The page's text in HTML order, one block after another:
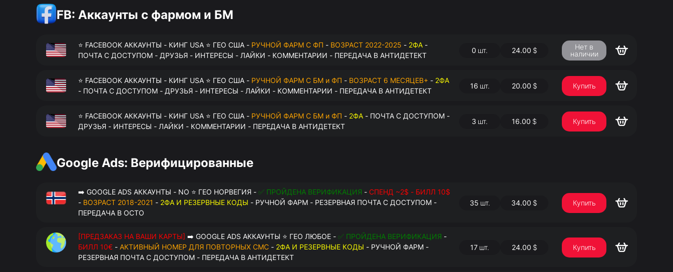
FB: Аккаунты с фармом и БМ
⭐ FACEBOOK АККАУНТЫ - КИНГ USA ⭐ ГЕО США - РУЧНОЙ ФАРМ С ФП - ВОЗРАСТ 2022-2025 - 2ФА -
ПОЧТА С ДОСТУПОМ - ДРУЗЬЯ - ИНТЕРЕСЫ - ЛАЙКИ - КОММЕНТАРИИ - ПЕРЕДАЧА В АНТИДЕТЕКТ
0 шт. 24.00 $
Нет в
наличии
⭐ FACEBOOK АККАУНТЫ - КИНГ USA ⭐ ГЕО США - РУЧНОЙ ФАРМ С БМ и ФП - ВОЗРАСТ 6 МЕСЯЦЕВ+ - 2ФА
- ПОЧТА С ДОСТУПОМ - ДРУЗЬЯ - ИНТЕРЕСЫ - ЛАЙКИ - КОММЕНТАРИИ - ПЕРЕДАЧА В АНТИДЕТЕКТ
16 шт. 20.00 $ Купить
⭐ FACEBOOK АККАУНТЫ - КИНГ USA ⭐ ГЕО США - РУЧНОЙ ФАРМ С БМ и ФП - 2ФА - ПОЧТА С ДОСТУПОМ -
ДРУЗЬЯ - ИНТЕРЕСЫ - ЛАЙКИ - КОММЕНТАРИИ - ПЕРЕДАЧА В АНТИДЕТЕКТ
3 шт. 16.00 $ Купить
Google Ads: Верифицированные
➡️ GOOGLE ADS АККАУНТЫ - NO ⭐ ГЕО НОРВЕГИЯ - ✅ ПРОЙДЕНА ВЕРИФИКАЦИЯ - СПЕНД ~2$ - БИЛЛ 10$
- ВОЗРАСТ 2018-2021 - 2ФА И РЕЗЕРВНЫЕ КОДЫ - РУЧНОЙ ФАРМ - РЕЗЕРВНАЯ ПОЧТА С ДОСТУПОМ -
ПЕРЕДАЧА В OCTO
35 шт. 34.00 $ Купить
[ПРЕДЗАКАЗ НА ВАШИ КАРТЫ] ➡️ GOOGLE ADS АККАУНТЫ ⭐ ГЕО ЛЮБОЕ - ✅ ПРОЙДЕНА ВЕРИФИКАЦИЯ -
БИЛЛ 10€ - АКТИВНЫЙ НОМЕР ДЛЯ ПОВТОРНЫХ СМС - 2ФА И РЕЗЕРВНЫЕ КОДЫ - РУЧНОЙ ФАРМ -
РЕЗЕРВНАЯ ПОЧТА С ДОСТУПОМ - ПЕРЕДАЧА В АНТИДЕТЕКТ
17 шт. 24.00 $ Купить